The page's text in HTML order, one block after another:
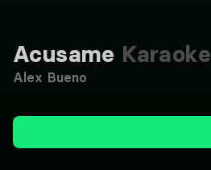
Acusame Karaoke
Alex Bueno